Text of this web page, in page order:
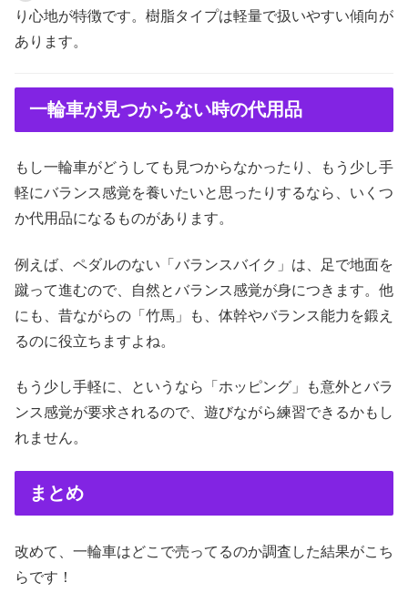
り心地が特徴です。樹脂タイプは軽量で扱いやすい傾向が
あります。
一輪車が見つからない時の代用品
もし一輪車がどうしても見つからなかったり、もう少し手
軽にバランス感覚を養いたいと思ったりするなら、いくつ
か代用品になるものがあります。
例えば、ペダルのない「バランスバイク」は、足で地面を
蹴って進むので、自然とバランス感覚が身につきます。他
にも、昔ながらの「竹馬」も、体幹やバランス能力を鍛え
るのに役立ちますよね。
もう少し手軽に、というなら「ホッピング」も意外とバラ
ンス感覚が要求されるので、遊びながら練習できるかもし
れません。
まとめ
改めて、一輪車はどこで売ってるのか調査した結果がこち
らです！